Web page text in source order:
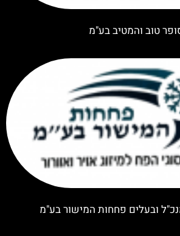
טוב והמטיב בע"מ
ובעלים פחחות המישור בע"מ